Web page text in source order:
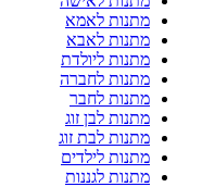
מתנות לאמא
מתנות לאבא
מתנות ליולדת
מתנות לחברה
מתנות לחבר
מתנות לבן זוג
מתנות לבת זוג
מתנות לילדים
מתנות לגננות